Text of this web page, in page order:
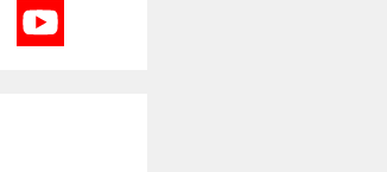
LinkedIn